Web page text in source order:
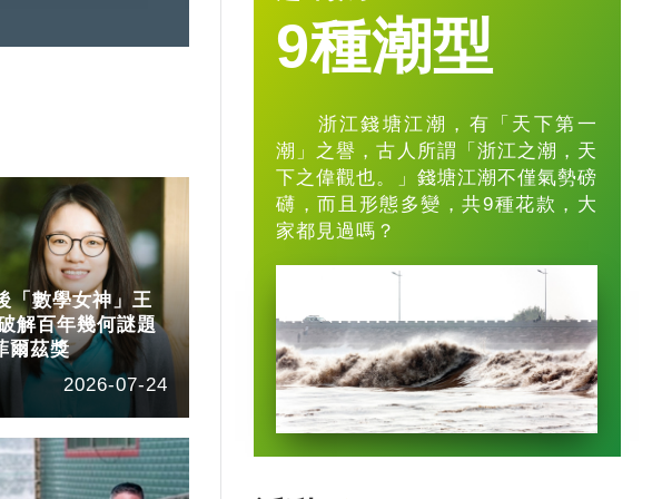
「數學女神」王
解百年幾何謎題
爾茲獎
2026-07-24
9種潮型
浙江錢塘江潮，有「天下第一
潮」之譽，古人所謂「浙江之潮，天
下之偉觀也。」錢塘江潮不僅氣勢磅
礴，而且形態多變，共9種花款，大
家都見過嗎？